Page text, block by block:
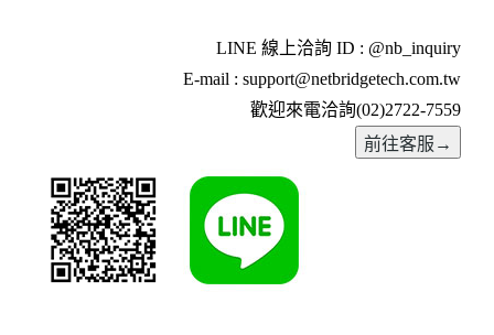
LINE 線上洽詢 ID : @nb_inquiry
E-mail : support@netbridgetech.com.tw
歡迎來電洽詢(02)2722-7559